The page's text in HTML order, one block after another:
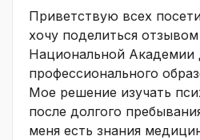
Приветствую всех
хочу поделиться
Национальной Академии
профессионального
Мое решение изучать
после долгого
меня есть знания